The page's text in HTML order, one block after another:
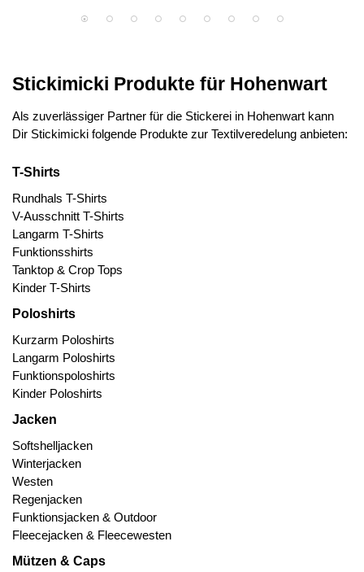
Stickimicki Produkte für Hohenwart
Als zuverlässiger Partner für die Stickerei in Hohenwart kann
Dir Stickimicki folgende Produkte zur Textilveredelung anbieten:
T-Shirts
Rundhals T-Shirts
V-Ausschnitt T-Shirts
Langarm T-Shirts
Funktionsshirts
Tanktop & Crop Tops
Kinder T-Shirts
Poloshirts
Kurzarm Poloshirts
Langarm Poloshirts
Funktionspoloshirts
Kinder Poloshirts
Jacken
Softshelljacken
Winterjacken
Westen
Regenjacken
Funktionsjacken & Outdoor
Fleecejacken & Fleecewesten
Mützen & Caps